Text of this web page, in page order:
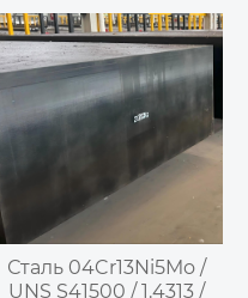
сталь
Сталь 04Cr13Ni5Mo /
UNS S41500 / 1.4313 /